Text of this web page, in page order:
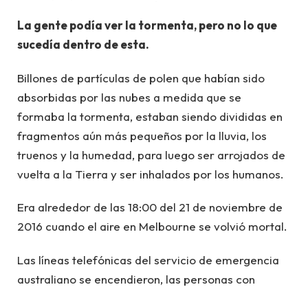
La gente podía ver la tormenta, pero no lo que
sucedía dentro de esta.
Billones de partículas de polen que habían sido
absorbidas por las nubes a medida que se
formaba la tormenta, estaban siendo divididas en
fragmentos aún más pequeños por la lluvia, los
truenos y la humedad, para luego ser arrojados de
vuelta a la Tierra y ser inhalados por los humanos.
Era alrededor de las 18:00 del 21 de noviembre de
2016 cuando el aire en Melbourne se volvió mortal.
Las líneas telefónicas del servicio de emergencia
australiano se encendieron, las personas con